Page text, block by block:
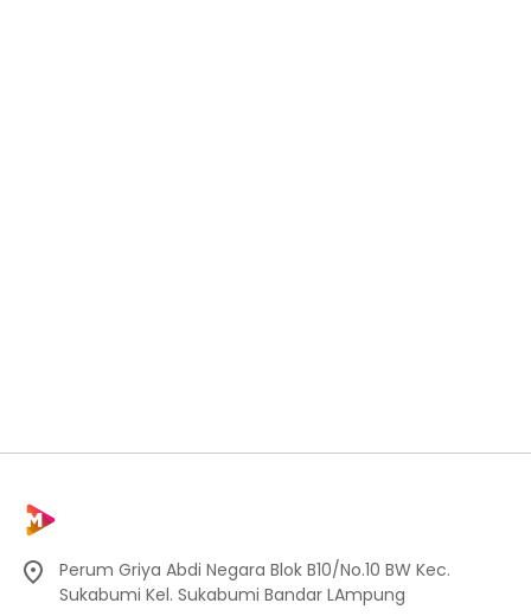
Perum Griya Abdi Negara Blok B10/No.10 BW Kec.
Sukabumi Kel. Sukabumi Bandar LAmpung